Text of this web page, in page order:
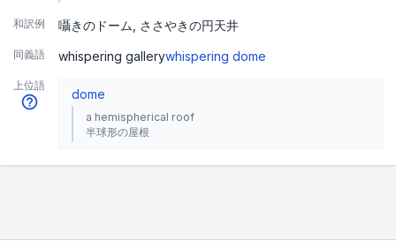
和訳例 囁きのドーム ささやきの円天井
同義語 whispering gallerywhispering dome
上位語
dome
a hemispherical roof
半球形の屋根